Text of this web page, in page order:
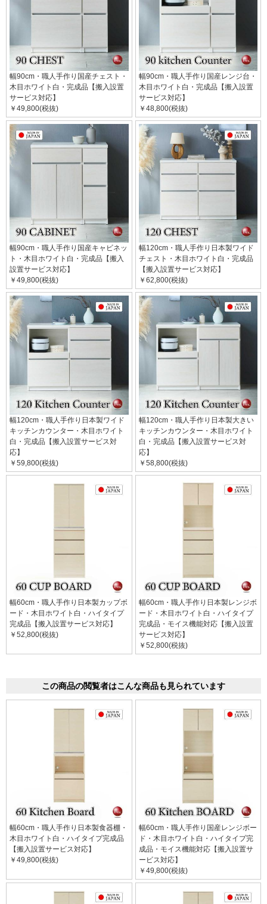
幅90cm・職人手作り国産チェスト・
木目ホワイト白・完成品【搬入設置
サービス対応】
￥49,800(税抜)
幅90cm・職人手作り国産レンジ台・
木目ホワイト白・完成品【搬入設置
サービス対応】
￥48,800(税抜)
幅90cm・職人手作り国産キャビネッ
ト・木目ホワイト白・完成品【搬入
設置サービス対応】
￥49,800(税抜)
幅120cm・職人手作り日本製ワイド
チェスト・木目ホワイト白・完成品
【搬入設置サービス対応】
￥62,800(税抜)
幅120cm・職人手作り日本製ワイド
キッチンカウンター・木目ホワイト
白・完成品【搬入設置サービス対
応】
￥59,800(税抜)
幅120cm・職人手作り日本製大きい
キッチンカウンター・木目ホワイト
白・完成品【搬入設置サービス対
応】
￥58,800(税抜)
幅60cm・職人手作り日本製カップボ
ード・木目ホワイト白・ハイタイプ
完成品【搬入設置サービス対応】
￥52,800(税抜)
幅60cm・職人手作り日本製レンジボ
ード・木目ホワイト白・ハイタイプ
完成品・モイス機能対応【搬入設置
サービス対応】
￥52,800(税抜)
この商品の閲覧者はこんな商品も見られています
幅60cm・職人手作り日本製食器棚・
木目ホワイト白・ハイタイプ完成品
【搬入設置サービス対応】
￥49,800(税抜)
幅60cm・職人手作り国産レンジボー
ド・木目ホワイト白・ハイタイプ完
成品・モイス機能対応【搬入設置サ
ービス対応】
￥49,800(税抜)